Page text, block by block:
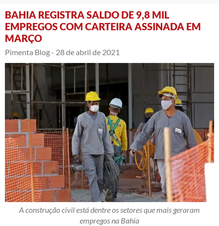
BAHIA REGISTRA SALDO DE 9,8 MIL
EMPREGOS COM CARTEIRA ASSINADA EM
MARÇO
Pimenta Blog - 28 de abril de 2021
A construção civil está dentre os setores que mais geraram
empregos na Bahia